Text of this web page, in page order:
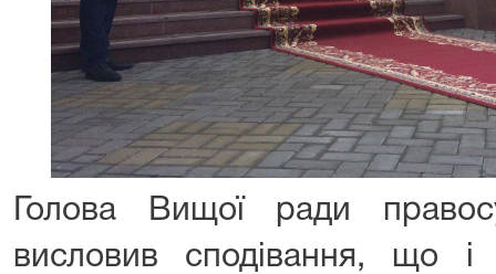
Голова Вищої ради
висловив сподівання, що і